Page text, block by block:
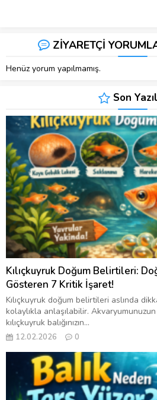
ZİYARETÇİ
Henüz yorum yapılmamış.
Son
Kılıçkuyruk Doğum Belirtileri:
Gösteren 7 Kritik İşaret!
Kılıçkuyruk doğum belirtileri aslında
kolaylıkla anlaşılabilir.
kılıçkuyruk balığınızın...
12.02.2026 0